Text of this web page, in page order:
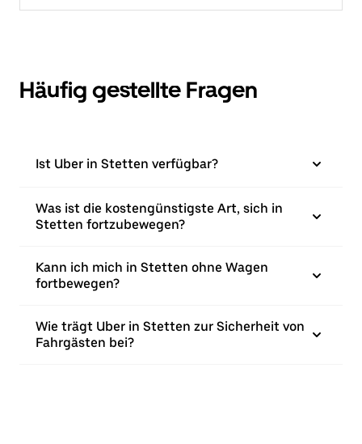
Häufig gestellte Fragen
Ist Uber in Stetten verfügbar?
Was ist die kostengünstigste Art, sich in
Stetten fortzubewegen?
Kann ich mich in Stetten ohne Wagen
fortbewegen?
Wie trägt Uber in Stetten zur Sicherheit von
Fahrgästen bei?